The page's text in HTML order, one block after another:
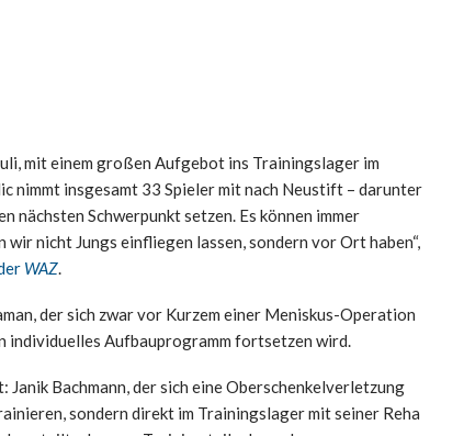
mit einem großen Aufgebot ins Trainingslager im
nimmt insgesamt 33 Spieler mit nach Neustift – darunter
nächsten Schwerpunkt setzen. Es können immer
nicht Jungs einfliegen lassen, sondern vor Ort haben“,
WAZ.
der sich zwar vor Kurzem einer Meniskus-Operation
individuelles Aufbauprogramm fortsetzen wird.
Bachmann, der sich eine Oberschenkelverletzung
sondern direkt im Trainingslager mit seiner Reha